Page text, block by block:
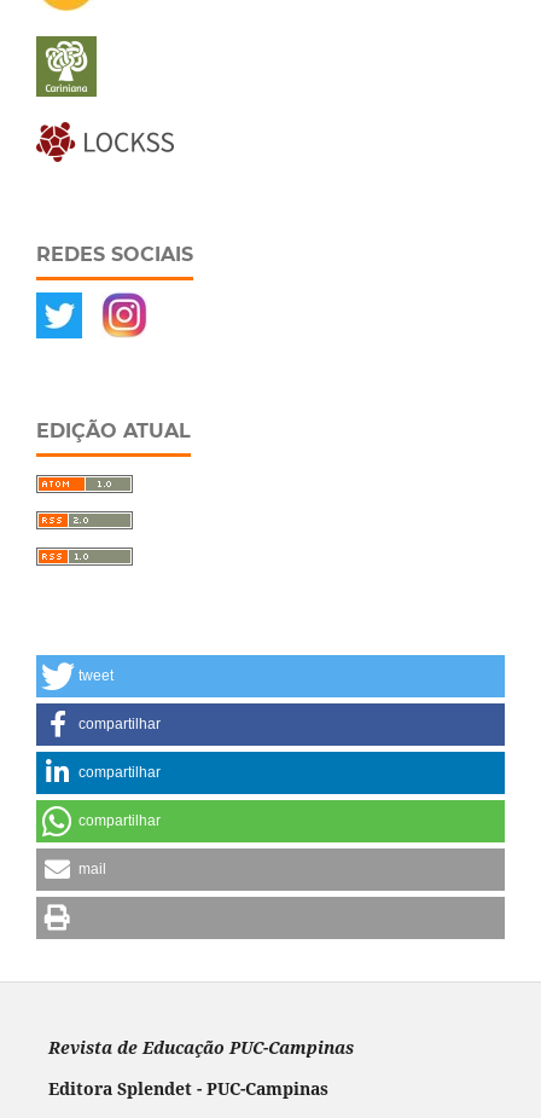
REDES SOCIAIS
EDIÇÃO ATUAL
tweet
compartilhar
compartilhar
compartilhar
mail
Revista de Educação PUC-Campinas
Editora Splendet - PUC-Campinas